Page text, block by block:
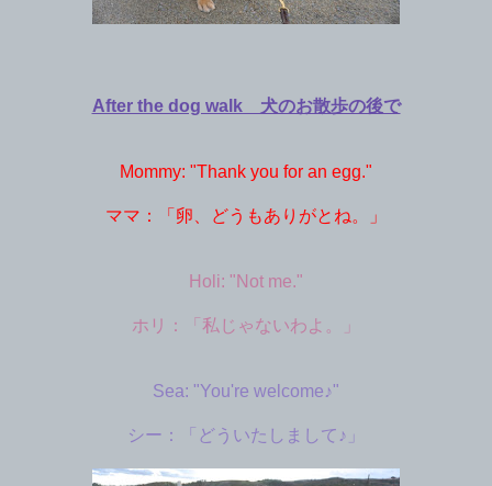
After the dog walk 犬のお散歩の後で
Mommy: "Thank you for an egg."
ママ：「卵、どうもありがとね。」
Holi: "Not me."
ホリ：「私じゃないわよ。」
Sea: "You're welcome♪"
シー：「どういたしまして♪」